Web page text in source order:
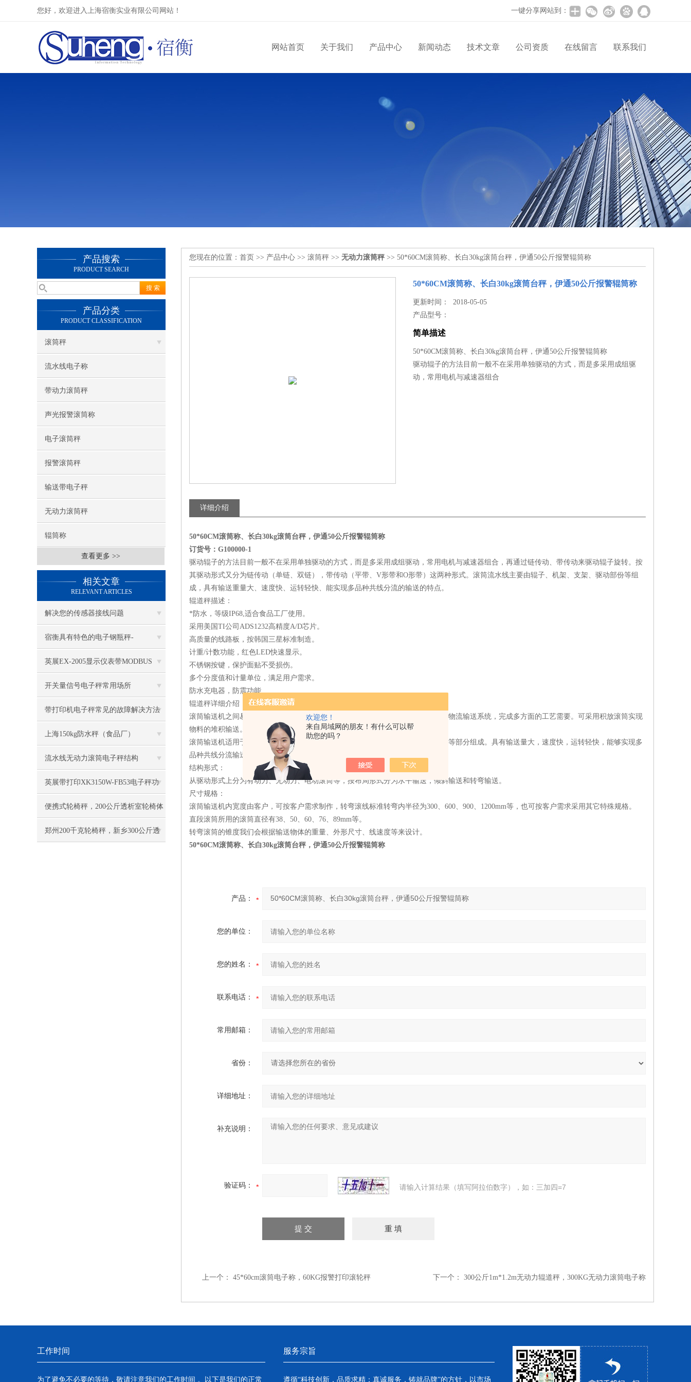
欢迎您！
来自局域网的朋友！有什么可以帮
助您的吗？
您好，欢迎进入上海宿衡实业有限公司网站！ 一键分享网站到：
网站首页 关于我们 产品中心 新闻动态 技术文章 公司资质 在线留言 联系我们
产品搜索
PRODUCT SEARCH
产品分类
PRODUCT CLASSIFICATION
滚筒秤
流水线电子称
带动力滚筒秤
声光报警滚筒称
电子滚筒秤
报警滚筒秤
输送带电子秤
无动力滚筒秤
辊筒称
查看更多 >>
相关文章
RELEVANT ARTICLES
解决您的传感器接线问题
宿衡具有特色的电子钢瓶秤-
英展EX-2005显示仪表带MODBUS
RTU 传输格式
开关量信号电子秤常用场所
带打印机电子秤常见的故障解决方法
有哪些
上海150kg防水秤（食品厂）
流水线无动力滚筒电子秤结构
英展带打印XK3150W-FB53电子秤功
能特点
便携式轮椅秤，200公斤透析室轮椅体
重称
郑州200千克轮椅秤，新乡300公斤透
您现在的位置： 首页 >> 产品中心 >> 滚筒秤 >> 无动力滚筒秤 >> 50*60CM滚筒称、长白30kg滚筒台秤，伊通50公斤报警辊筒称
50*60CM滚筒称、长白30kg滚筒台秤，伊通50公斤报警辊筒称
更新时间： 2018-05-05
产品型号：
简单描述
50*60CM滚筒称、长白30kg滚筒台秤，伊通50公斤报警辊筒称
驱动辊子的方法目前一般不在采用单独驱动的方式，而是多采用成组驱
动，常用电机与减速器组合
详细介绍
50*60CM滚筒称、长白30kg滚筒台秤，伊通50公斤报警辊筒称
订货号：G100000-1
驱动辊子的方法目前一般不在采用单独驱动的方式，而是多采用成组驱动，常用电机与减速器组合，再通过链传动、带传动来驱动辊子旋转。按
其驱动形式又分为链传动（单链、双链），带传动（平带、V形带和O形带）这两种形式。滚筒流水线主要由辊子、机架、支架、驱动部份等组
成，具有输送重量大、速度快、运转轻快、能实现多品种共线分流的输送的特点。
辊道秤描述：
*防水，等级IP68,适合食品工厂使用。
采用美国TI公司ADS1232高精度A/D芯片。
高质量的线路板，按韩国三星标准制造。
计重/计数功能，红色LED快速显示。
不锈钢按键，保护面贴不受损伤。
多个分度值和计量单位，满足用户需求。
防水充电器，防震功能
辊道秤详细介绍：
滚筒输送机之间易于衔接过滤，可用多条滚筒线及其它输送设备或专机组成复杂的物流输送系统，完成多方面的工艺需要。可采用积放滚筒实现
物料的堆积输送。滚筒输送机结构简单，可靠性高，使用维护方便。
滚筒输送机适用于底部是平面的物品输送，主要由传动滚筒、机架、支架、驱动部等部分组成。具有输送量大，速度快，运转轻快，能够实现多
品种共线分流输送的特点。
结构形式：
从驱动形式上分为有动力、无动力、电动滚筒等，按布局形式分为水平输送，倾斜输送和转弯输送。
尺寸规格：
滚筒输送机内宽度由客户，可按客户需求制作，转弯滚线标准转弯内半径为300、600、900、1200mm等，也可按客户需求采用其它特殊规格。
直段滚筒所用的滚筒直径有38、50、60、76、89mm等。
转弯滚筒的锥度我们会根据输送物体的重量、外形尺寸、线速度等来设计。
50*60CM滚筒称、长白30kg滚筒台秤，伊通50公斤报警辊筒称
产品：
您的单位：
您的姓名：
联系电话：
常用邮箱：
省份：
详细地址：
补充说明：
验证码： 请输入计算结果（填写阿拉伯数字），如：三加四=7
上一个： 45*60cm滚筒电子称，60KG报警打印滚轮秤 下一个： 300公斤1m*1.2m无动力辊道秤，300KG无动力滚筒电子称
工作时间
为了避免不必要的等待，敬请注意我们的工作时间 。以下是我们的正常
服务宗旨
遵循“科技创新，品质求精；真诚服务，铸就品牌”的方针，以市场